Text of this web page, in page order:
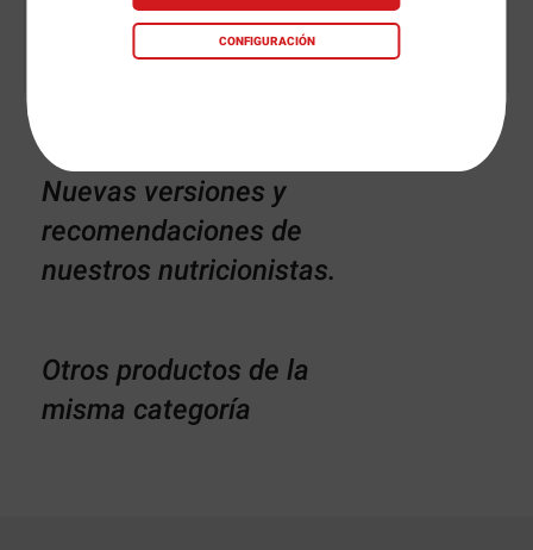
CONFIGURACIÓN
Nuevas versiones y
recomendaciones de
nuestros nutricionistas.
Otros productos de la
misma categoría